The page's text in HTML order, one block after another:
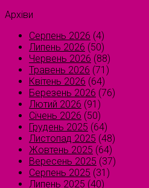
Архіви
Серпень 2026 (4)
Липень 2026 (50)
Червень 2026 (88)
Травень 2026 (71)
Квітень 2026 (64)
Березень 2026 (76)
Лютий 2026 (91)
Січень 2026 (50)
Грудень 2025 (64)
Листопад 2025 (48)
Жовтень 2025 (64)
Вересень 2025 (37)
Серпень 2025 (31)
Липень 2025 (40)